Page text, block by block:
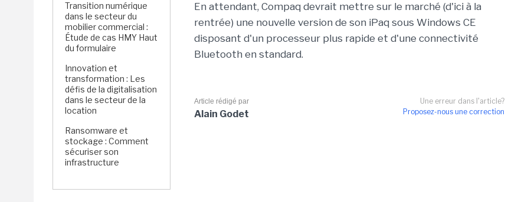
Transition numérique
dans le secteur du
mobilier commercial :
Étude de cas HMY Haut
du formulaire
Innovation et
transformation : Les
défis de la digitalisation
dans le secteur de la
location
Ransomware et
stockage : Comment
sécuriser son
infrastructure
En attendant, Compaq devrait mettre sur le marché (d'ici à la
rentrée) une nouvelle version de son iPaq sous Windows CE
disposant d'un processeur plus rapide et d'une connectivité
Bluetooth en standard.
Une erreur dans l'article?
Proposez-nous une correction
Article rédigé par
Alain Godet